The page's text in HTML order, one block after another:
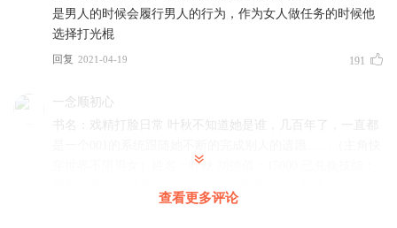
是男人的时候会履行男人的行为，作为女人做任务的时候他
选择打光棍
回复 2021-04-19 191
一念顺初心
书名：戏精打脸日常 叶秋不知道她是谁，几百年了，一直都
穿世界不限男女）姓名：叶秋 功德值：15000 已兑换技能：
查看更多评论